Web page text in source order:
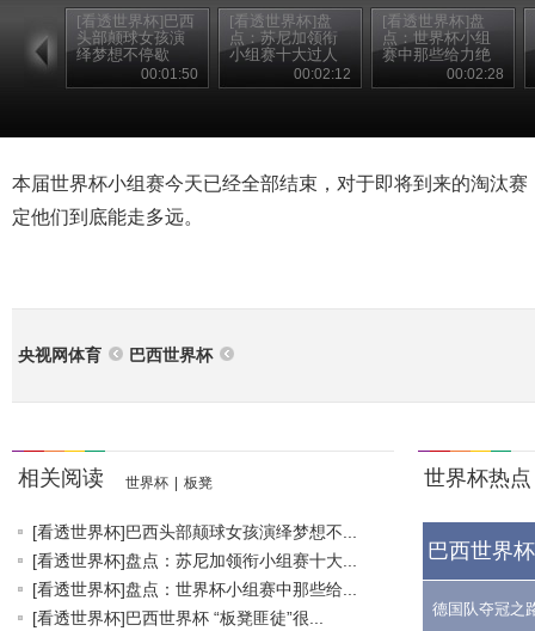
[看透世界杯]巴西
头部颠球女孩演
绎梦想不停歇
00:01:50
[看透世界杯]盘
点：苏尼加领衔
小组赛十大过人
00:02:12
[看透世界杯]盘
点：世界杯小组
赛中那些给力绝
00:02:28
本届世界杯小组赛今天已经全部结束，对于即将到来的淘汰
定他们到底能走多远。
央视网体育 巴西世界杯
相关阅读 世界杯 板凳
[看透世界杯]巴西头部颠球女孩演绎梦想不...
[看透世界杯]盘点：苏尼加领衔小组赛十大...
[看透世界杯]盘点：世界杯小组赛中那些给...
[看透世界杯]巴西世界杯 “板凳匪徒”很...
世界杯热点
巴西世界
德国队夺冠之